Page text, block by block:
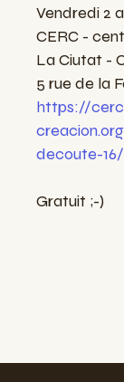
Vendredi 2
CERC -
La Ciutat -
5 rue de la
https://
decoute-16/
Gratuit ;-)